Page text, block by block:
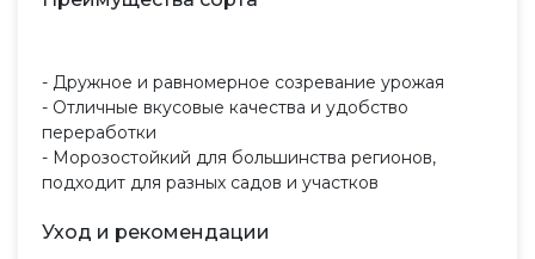
- Дружное и равномерное созревание урожая
- Отличные вкусовые качества и удобство
переработки
- Морозостойкий для большинства регионов,
подходит для разных садов и участков
Уход и рекомендации